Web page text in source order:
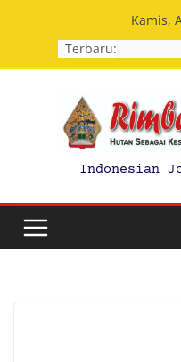
Kamis,
Terbaru:
Indonesian